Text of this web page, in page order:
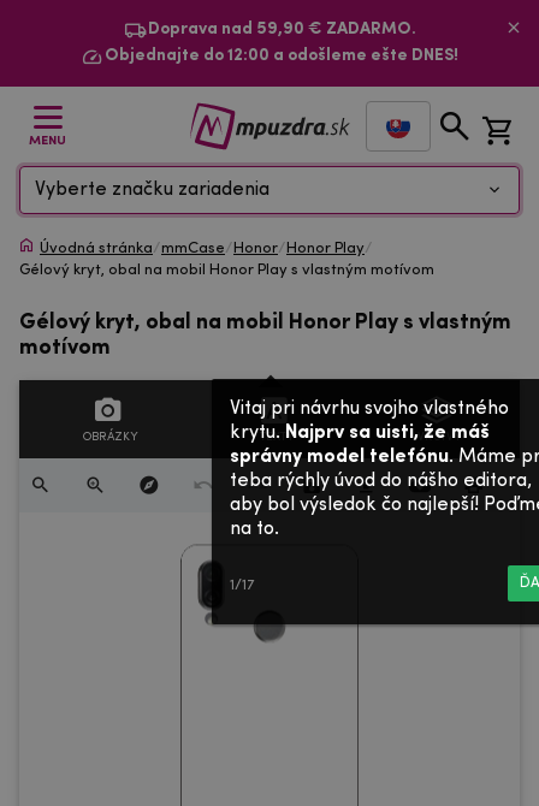
Doprava nad 59,90 € ZADARMO.
Objednajte do 12:00 a odošleme ešte DNES!
MENU
Vyberte značku zariadenia
Úvodná stránka/mmCase/ Honor/ Honor Play/
Gélový kryt, obal na mobil Honor Play s vlastným motívom
Gélový kryt, obal na mobil Honor Play s vlastným
motívom
OBRÁZKY TEXTY VRSTVY
Vitaj pri návrhu svojho vlastného
krytu. Najprv sa uisti, že máš
správny model telefónu. Máme
teba rýchly úvod do nášho editora,
aby bol výsledok čo najlepší!
na to.
1/17